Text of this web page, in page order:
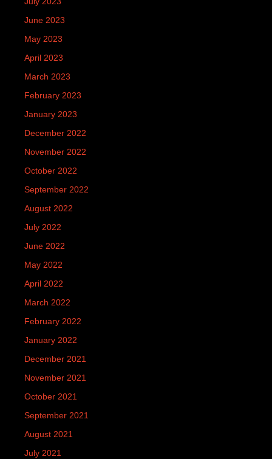
June 2023
May 2023
April 2023
March 2023
February 2023
January 2023
December 2022
November 2022
October 2022
September 2022
August 2022
July 2022
June 2022
May 2022
April 2022
March 2022
February 2022
January 2022
December 2021
November 2021
October 2021
September 2021
August 2021
July 2021